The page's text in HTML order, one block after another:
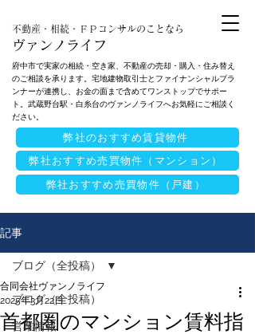
府中市で実家の相続・空き家、不動産の売却・購入・住み替え
のご相談を承ります。宅地建物取引士とファイナンシャルプラ
ンナーが連携し、お金の面まで含めてワンストップでサポー
ト。武蔵野台駅・白糸台のヴァンノライフへお気軽にご相談く
ださい。
ヴァンノライフ
不動産・相続・ＦＰコンサルのことなら
弊社おすすめ売買物件（マンション）
弊社のおすすめ賃貸物件
弊社おすすめ売買物件（戸建）
記事
ブログ（全投稿）
営業情報
ブログ（全投稿）
首都圏のマンション賃料指
合同会社ヴァンノライフ
2025年3月22日